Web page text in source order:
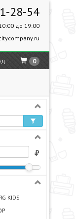
28-54
до 19:00
0
KIDS